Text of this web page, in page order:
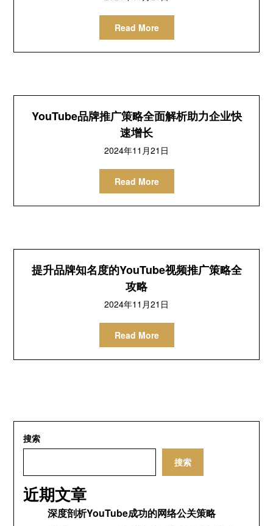
Read More
YouTube品牌推广策略全面解析助力企业快
速增长
2024年11月21日
Read More
提升品牌知名度的YouTube视频推广策略全
攻略
2024年11月21日
Read More
搜索
搜索
近期文章
深度剖析YouTube成功的网络公关策略